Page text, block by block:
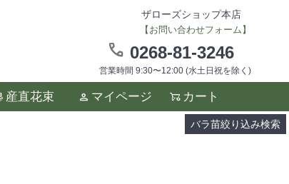
ザローズショップ本店
【お問い合わせフォーム】
0268-81-3246
営業時間 9:30〜12:00 (水土日祝を除く)
産直花束 マイページ カート
バラ苗絞り込み検索